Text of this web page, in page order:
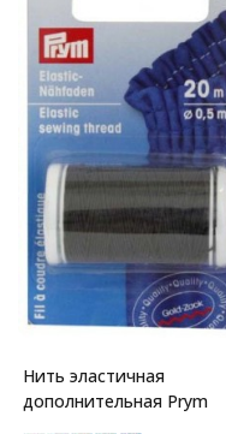
Нить эластичная
дополнительная Prym